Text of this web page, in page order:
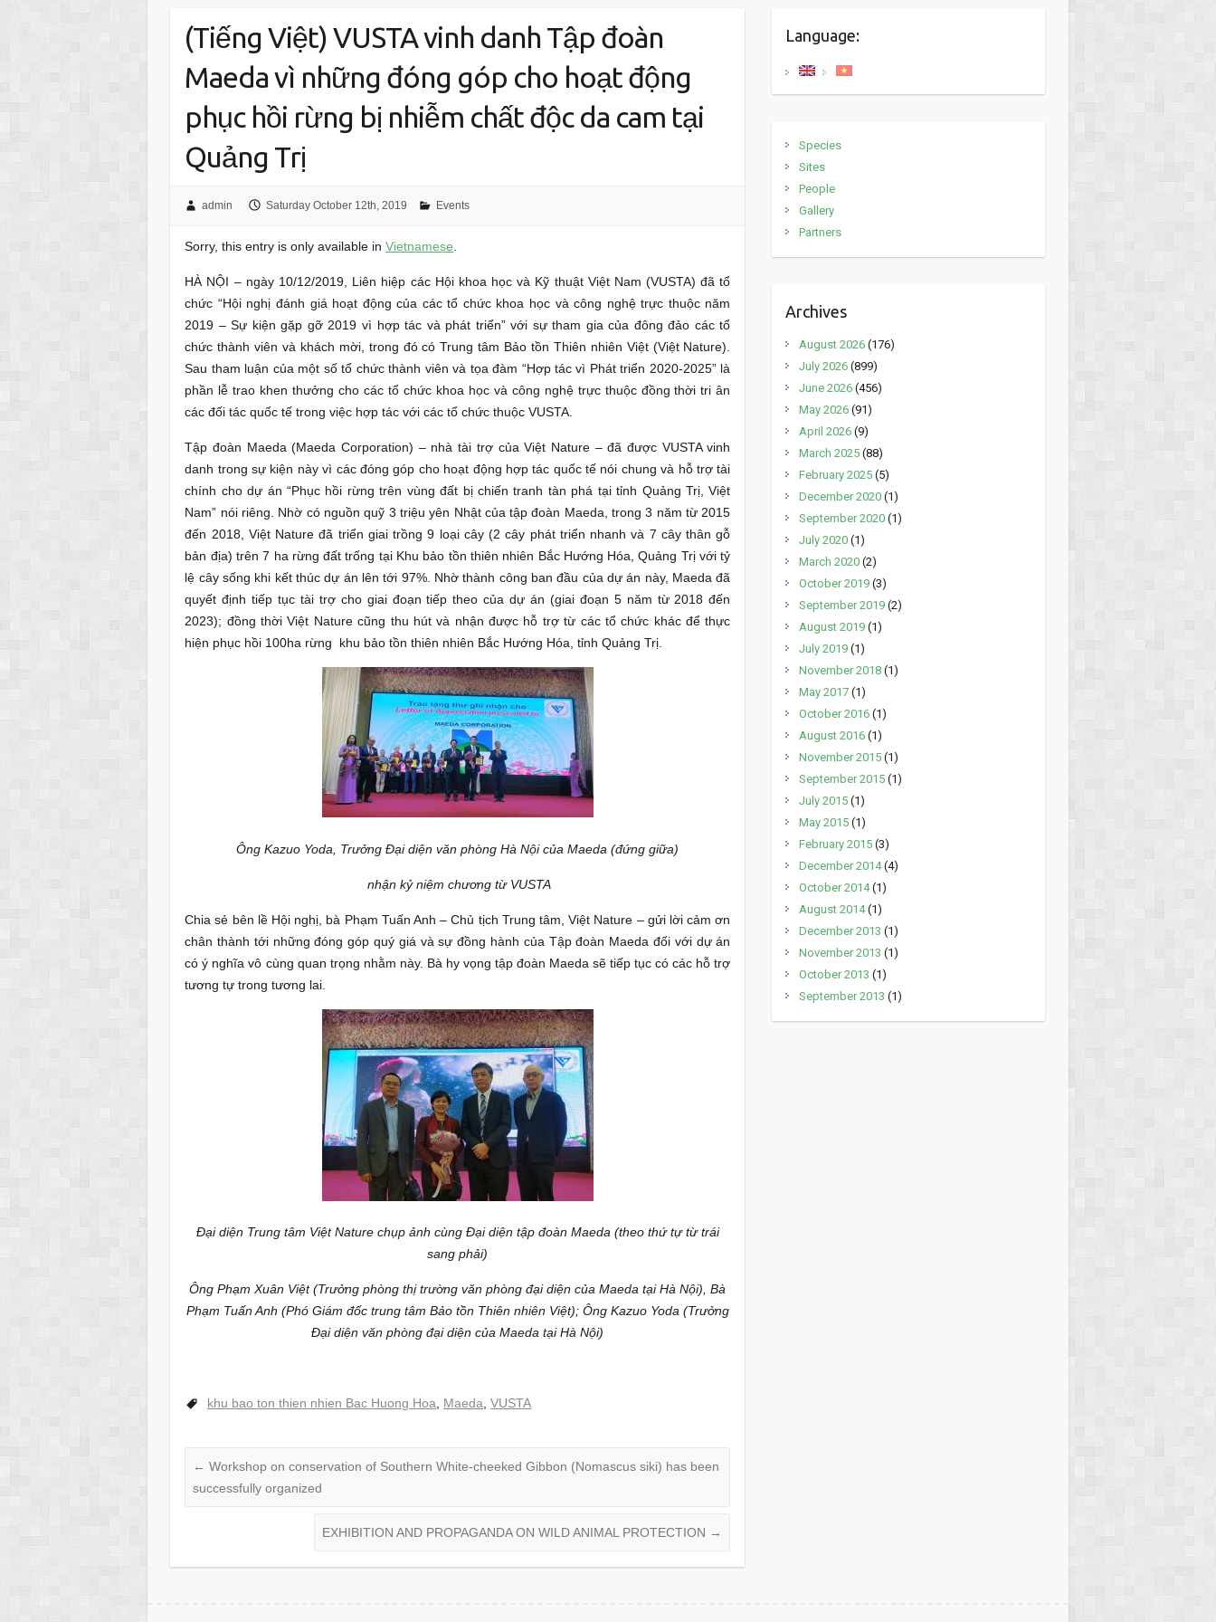
(Tiếng Việt) VUSTA vinh danh Tập đoàn
Maeda vì những đóng góp cho hoạt động
phục hồi rừng bị nhiễm chất độc da cam tại
Quảng Trị
admin Saturday October 12th, 2019 Events
Sorry, this entry is only available inVietnamese
HÀ NỘI – ngày 10/12/2019, Liên hiệp các Hội khoa học và Kỹ thuật Việt Nam (VUSTA) đã tổ
chức “Hội nghị đánh giá hoạt động của các tổ chức khoa học và công nghệ trực thuộc năm
2019 – Sự kiện gặp gỡ 2019 vì hợp tác và phát triển” với sự tham gia của đông đảo các tổ
chức thành viên và khách mời, trong đó có Trung tâm Bảo tồn Thiên nhiên Việt (Việt Nature).
Sau tham luận của một số tổ chức thành viên và tọa đàm “Hợp tác vì Phát triển 2020-2025” là
phần lễ trao khen thưởng cho các tổ chức khoa học và công nghệ trực thuộc đồng thời tri ân
các đối tác quốc tế trong việc hợp tác với các tổ chức thuộc VUSTA.
Tập đoàn Maeda (Maeda Corporation) – nhà tài trợ của Việt Nature – đã được VUSTA vinh
danh trong sự kiện này vì các đóng góp cho hoạt động hợp tác quốc tế nói chung và hỗ trợ tài
chính cho dự án “Phục hồi rừng trên vùng đất bị chiến tranh tàn phá tại tỉnh Quảng Trị, Việt
Nam” nói riêng. Nhờ có nguồn quỹ 3 triệu yên Nhật của tập đoàn Maeda, trong 3 năm từ 2015
đến 2018, Việt Nature đã triển giai trồng 9 loại cây (2 cây phát triển nhanh và 7 cây thân gỗ
bản địa) trên 7 ha rừng đất trống tại Khu bảo tồn thiên nhiên Bắc Hướng Hóa, Quảng Trị với tỷ
lệ cây sống khi kết thúc dự án lên tới 97%. Nhờ thành công ban đầu của dự án này, Maeda đã
quyết định tiếp tục tài trợ cho giai đoạn tiếp theo của dự án (giai đoạn 5 năm từ 2018 đến
2023); đồng thời Việt Nature cũng thu hút và nhận được hỗ trợ từ các tổ chức khác để thực
hiện phục hồi 100ha rừng khu bảo tồn thiên nhiên Bắc Hướng Hóa, tỉnh Quảng Trị.
Ông Kazuo Yoda, Trưởng Đại diện văn phòng Hà Nội của Maeda (đứng giữa)
nhận kỷ niệm chương từ VUSTA
Chia sẻ bên lề Hội nghị, bà Phạm Tuấn Anh – Chủ tịch Trung tâm, Việt Nature – gửi lời cảm ơn
chân thành tới những đóng góp quý giá và sự đồng hành của Tập đoàn Maeda đối với dự án
có ý nghĩa vô cùng quan trọng nhằm này. Bà hy vọng tập đoàn Maeda sẽ tiếp tục có các hỗ trợ
tương tự trong tương lai.
Đại diện Trung tâm Việt Nature chụp ảnh cùng Đại diện tập đoàn Maeda (theo thứ tự từ trái
sang phải)
Ông Phạm Xuân Việt (Trưởng phòng thị trường văn phòng đại diện của Maeda tại Hà Nội), Bà
Phạm Tuấn Anh (Phó Giám đốc trung tâm Bảo tồn Thiên nhiên Việt); Ông Kazuo Yoda (Trưởng
Đại diện văn phòng đại diện của Maeda tại Hà Nội)
khu bao ton thien nhien Bac Huong Hoa, Maeda,VUSTA
← Workshop on conservation of Southern White-cheeked Gibbon (Nomascus siki) has been
successfully organized
EXHIBITION AND PROPAGANDA ON WILD ANIMAL PROTECTION →
Language:
Species
Sites
People
Gallery
Partners
Archives
August 2026(176)
July 2026(899)
June 2026(456)
May 2026(91)
April 2026(9)
March 2025(88)
February 2025(5)
December 2020(1)
September 2020(1)
July 2020(1)
March 2020(2)
October 2019(3)
September 2019(2)
August 2019(1)
July 2019(1)
November 2018(1)
May 2017(1)
October 2016(1)
August 2016(1)
November 2015(1)
September 2015(1)
July 2015(1)
May 2015(1)
February 2015(3)
December 2014(4)
October 2014(1)
August 2014(1)
December 2013 (1)
November 2013 (1)
October 2013 (1)
September 2013 (1)